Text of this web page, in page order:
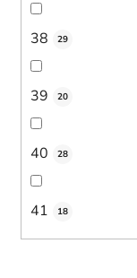
38 29
39 20
40 28
41 18